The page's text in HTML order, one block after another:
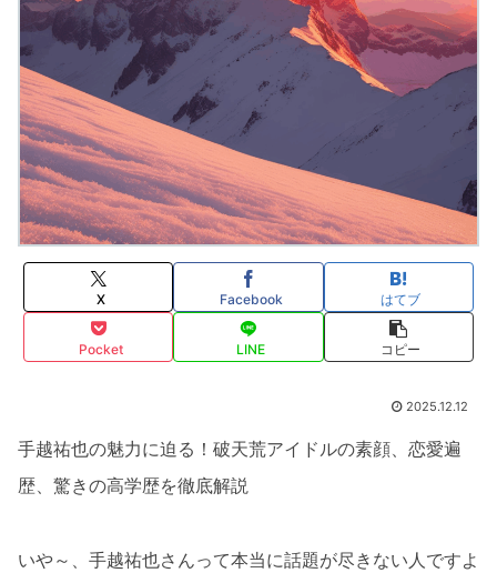
X Facebook はてブ
Pocket LINE コピー
2025.12.12
手越祐也の魅力に迫る！破天荒アイドルの素顔、恋愛遍
歴、驚きの高学歴を徹底解説
いや～、手越祐也さんって本当に話題が尽きない人ですよ